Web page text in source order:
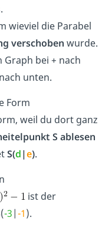
wieviel die Parabel
verschoben wurde.
Graph bei + nach
unten.
Form
weil du dort ganz
S ablesen
S(d|e).
ist der
-3|-1).